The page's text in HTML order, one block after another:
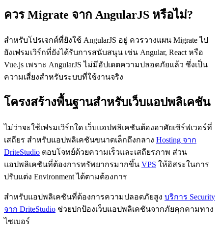
ควร Migrate จาก AngularJS หรือไม่?
สำหรับโปรเจกต์ที่ยังใช้ AngularJS อยู่ ควรวางแผน Migrate ไป
ยังเฟรมเวิร์กที่ยังได้รับการสนับสนุน เช่น Angular, React หรือ
Vue.js เพราะ AngularJS ไม่มีอัปเดตความปลอดภัยแล้ว ซึ่งเป็น
ความเสี่ยงสำหรับระบบที่ใช้งานจริง
โครงสร้างพื้นฐานสำหรับเว็บแอปพลิเคชัน
ไม่ว่าจะใช้เฟรมเวิร์กใด เว็บแอปพลิเคชันต้องอาศัยเซิร์ฟเวอร์ที่
เสถียร สำหรับแอปพลิเคชันขนาดเล็กถึงกลาง Hosting จาก
DriteStudio ตอบโจทย์ด้วยความเร็วและเสถียรภาพ ส่วน
แอปพลิเคชันที่ต้องการทรัพยากรมากขึ้น VPS ให้อิสระในการ
ปรับแต่ง Environment ได้ตามต้องการ
สำหรับแอปพลิเคชันที่ต้องการความปลอดภัยสูง บริการ Security
จาก DriteStudio ช่วยปกป้องเว็บแอปพลิเคชันจากภัยคุกคามทาง
ไซเบอร์